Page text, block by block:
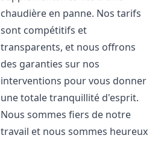
chaudière en panne. Nos tarifs
sont compétitifs et
transparents, et nous offrons
des garanties sur nos
interventions pour vous donner
une totale tranquillité d'esprit.
Nous sommes fiers de notre
travail et nous sommes heureux